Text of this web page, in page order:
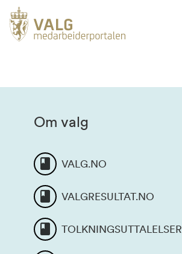
Om valg
VALG.NO
VALGRESULTAT.NO
TOLKNINGSUTTALELSER